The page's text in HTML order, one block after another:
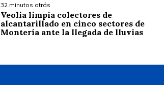
32 minutos atrás
Veolia limpia colectores de
alcantarillado en cinco sectores de
Montería ante la llegada de lluvias